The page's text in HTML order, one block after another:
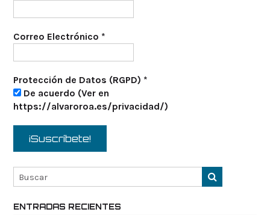
Correo Electrónico *
Protección de Datos (RGPD) *
De acuerdo (Ver en
https://alvaroroa.es/privacidad/)
ENTRADAS RECIENTES